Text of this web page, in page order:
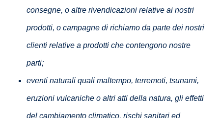
consegne, o altre rivendicazioni relative ai nostri
prodotti, o campagne di richiamo da parte dei nostri
clienti relative a prodotti che contengono nostre
parti;
eventi naturali quali maltempo, terremoti, tsunami,
eruzioni vulcaniche o altri atti della natura, gli effetti
del cambiamento climatico, rischi sanitari ed